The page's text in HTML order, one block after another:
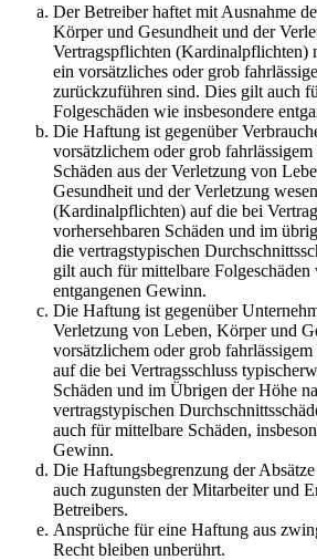
Der Betreiber haftet mit Ausnahme
Körper und Gesundheit und der
Vertragspflichten (Kardinalpflichten)
ein vorsätzliches oder grob
zurückzuführen sind. Dies gilt auch
Folgeschäden wie insbesondere
Die Haftung ist gegenüber
vorsätzlichem oder grob
Schäden aus der Verletzung von
Gesundheit und der Verletzung
(Kardinalpflichten) auf die bei
vorhersehbaren Schäden und im
die vertragstypischen
gilt auch für mittelbare Folgeschäden
entgangenen Gewinn.
Die Haftung ist gegenüber
Verletzung von Leben, Körper und
vorsätzlichem oder grob
auf die bei Vertragsschluss
Schäden und im Übrigen der Höhe
vertragstypischen
auch für mittelbare Schäden,
Gewinn.
Die Haftungsbegrenzung der
auch zugunsten der Mitarbeiter und
Betreibers.
Ansprüche für eine Haftung aus
Recht bleiben unberührt.